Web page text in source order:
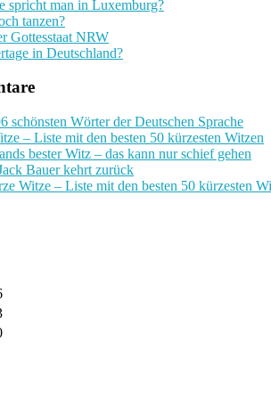
spricht man in Luxemburg?
tanzen?
Gottesstaat NRW
in Deutschland?
schönsten Wörter der Deutschen Sprache
– Liste mit den besten 50 kürzesten Witzen
bester Witz – das kann nur schief gehen
Bauer kehrt zurück
Witze – Liste mit den besten 50 kürzesten